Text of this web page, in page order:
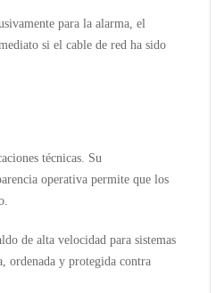
para la alarma, el
si el cable de red ha sido
técnicas. Su
operativa permite que los
de alta velocidad para sistemas
ordenada y protegida contra